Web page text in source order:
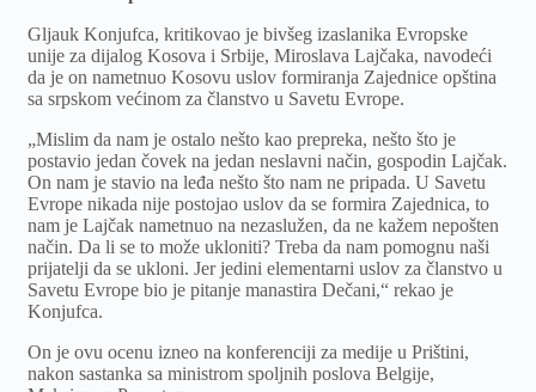
Gljauk Konjufca, kritikovao je bivšeg izaslanika Evropske
unije za dijalog Kosova i Srbije, Miroslava Lajčaka, navodeći
da je on nametnuo Kosovu uslov formiranja Zajednice opština
sa srpskom većinom za članstvo u Savetu Evrope.
„Mislim da nam je ostalo nešto kao prepreka, nešto što je
postavio jedan čovek na jedan neslavni način, gospodin Lajčak.
On nam je stavio na leđa nešto što nam ne pripada. U Savetu
Evrope nikada nije postojao uslov da se formira Zajednica, to
nam je Lajčak nametnuo na nezaslužen, da ne kažem nepošten
način. Da li se to može ukloniti? Treba da nam pomognu naši
prijatelji da se ukloni. Jer jedini elementarni uslov za članstvo u
Savetu Evrope bio je pitanje manastira Dečani,“ rekao je
Konjufca.
On je ovu ocenu izneo na konferenciji za medije u Prištini,
nakon sastanka sa ministrom spoljnih poslova Belgije,